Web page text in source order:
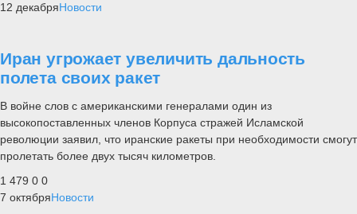
12 декабряНовости
Иран угрожает увеличить дальность
полета своих ракет
В войне слов с американскими генералами один из
высокопоставленных членов Корпуса стражей Исламской
революции заявил, что иранские ракеты при необходимости смогут
пролетать более двух тысяч километров.
1 479 0 0
7 октябряНовости